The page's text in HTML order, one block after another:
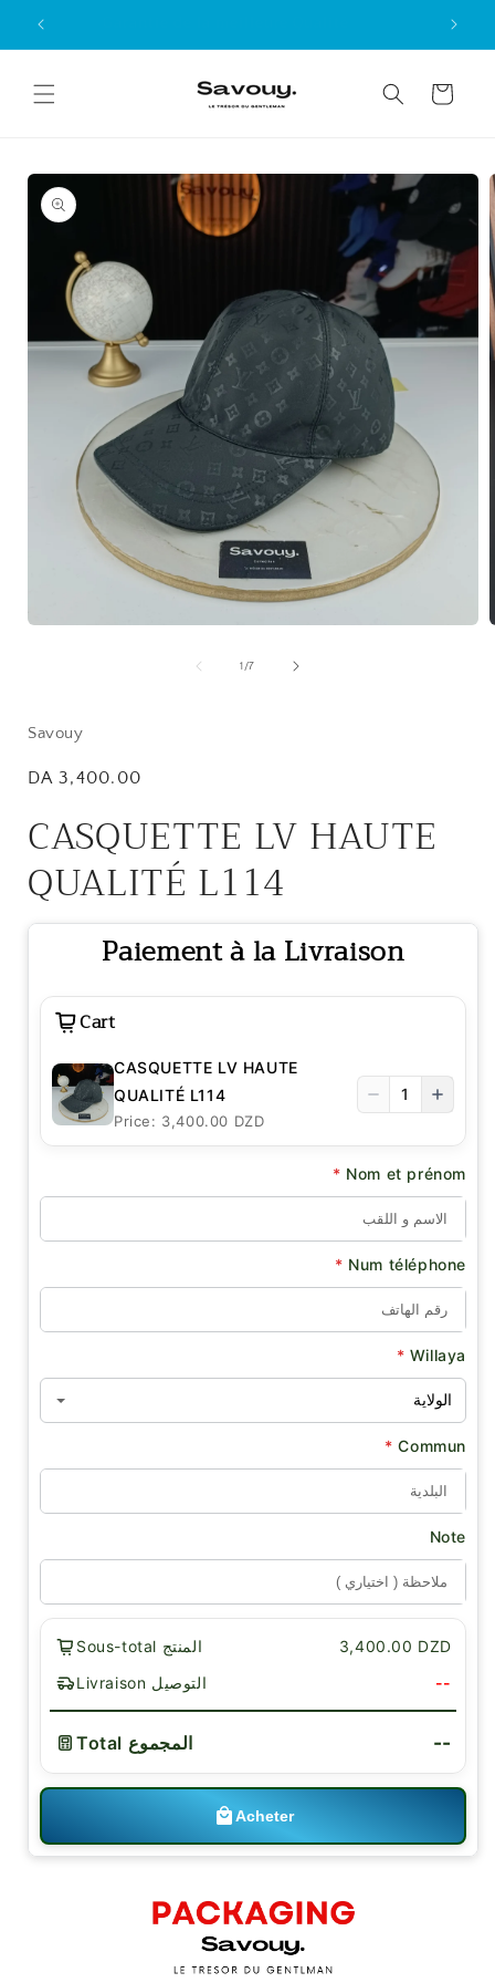
Skip to
content
Cart
Skip to
product
information
1 /of
7
Savouy
Regular
DA 3,400.00
CASQUETTE LV HAUTE
QUALITÉ L114
Paiement à la Livraison
Cart
CASQUETTE LV HAUTE
QUALITÉ L114
Price: 3,400.00 DZD
1
Nom et prénom
*
Num téléphone
*
Willaya
*
Commun
*
Note
Sous-total المنتج
3,400.00 DZD
Livraison التوصيل
--
Total المجموع --
Acheter